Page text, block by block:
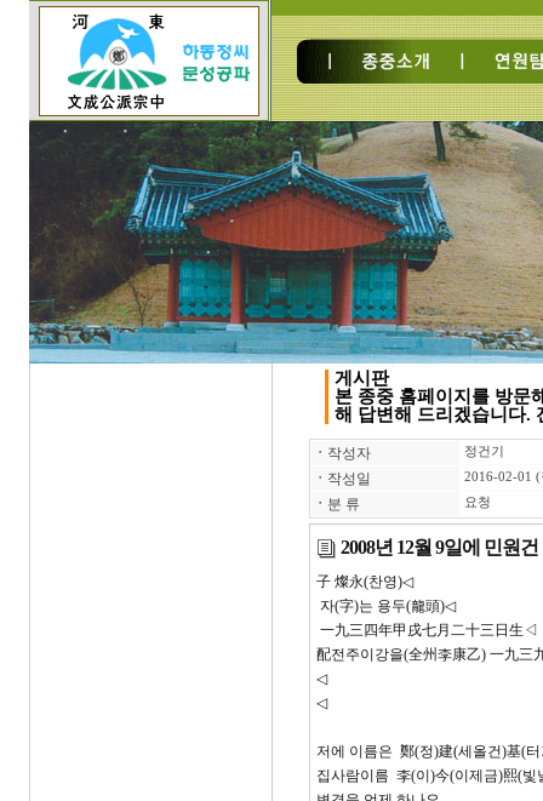
게시판
본 종중 홈페이지를 방문
해 답변해 드리겠습니다.
ㆍ 작성자 정건기
ㆍ 작성일 2016-02-01
ㆍ 분 류 요청
2008년 12월 9일에 민원
子 燦永(찬영)◁
자(字)는 용두(龍頭)◁
一九三四年甲戌七月二十三日生◁
配전주이강을(全州李康乙) 一九三
◁
◁
저에 이름은 鄭(정)建(세올건)基(
집사람이름 李(이)今(이제금)熙(빛